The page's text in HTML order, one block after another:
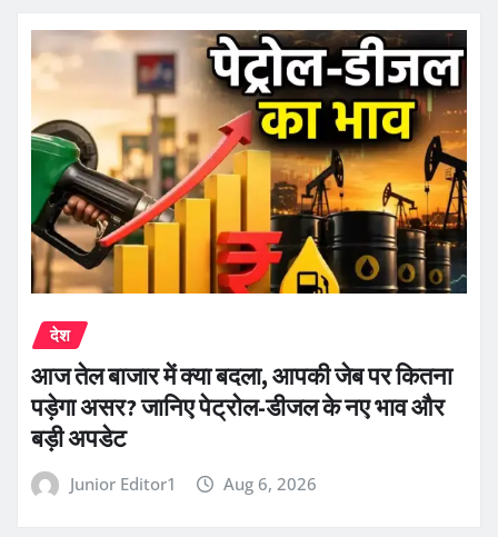
देश
आज तेल बाजार में क्या बदला, आपकी जेब पर कितना
पड़ेगा असर? जानिए पेट्रोल-डीजल के नए भाव और
बड़ी अपडेट
Junior Editor1 Aug 6, 2026